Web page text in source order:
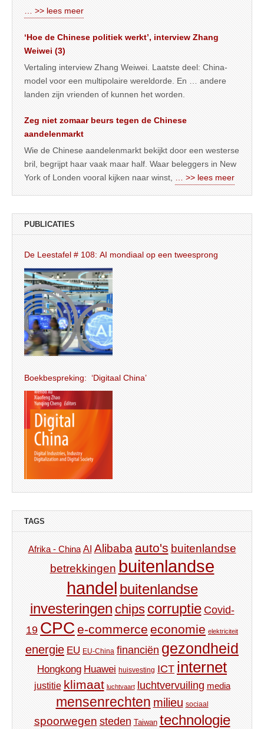
… >> lees meer
‘Hoe de Chinese politiek werkt’, interview Zhang
Weiwei (3)
Vertaling interview Zhang Weiwei. Laatste deel: China-
model voor een multipolaire wereldorde. En … andere
landen zijn vrienden of kunnen het worden.
Zeg niet zomaar beurs tegen de Chinese
aandelenmarkt
Wie de Chinese aandelenmarkt bekijkt door een westerse
bril, begrijpt haar vaak maar half. Waar beleggers in New
York of Londen vooral kijken naar winst,
… >> lees meer
PUBLICATIES
De Leestafel # 108: AI mondiaal op een tweesprong
Boekbespreking: ‘Digitaal China’
TAGS
Afrika - China AI Alibaba auto's buitenlandse
betrekkingen buitenlandse
handel buitenlandse
investeringen chips corruptie Covid-
19 CPC e-commerce economie elektriciteit
energie EU EU-China financiën gezondheid
Hongkong Huawei huisvesting ICT internet
justitie klimaat luchtvaart luchtvervuiling media
mensenrechten milieu sociaal
spoorwegen steden Taiwan technologie